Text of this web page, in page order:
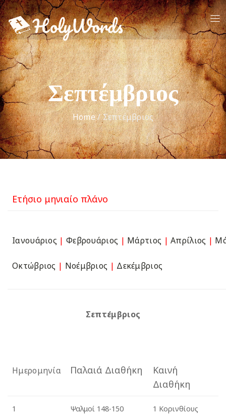
Σεπτέμβριος
Home/Σεπτέμβριος
Ετήσιο μηνιαίο πλάνο
Ιανουάριος | Φεβρουάριος | Μάρτιος |Απρίλιος |
Οκτώβριος | Νοέμβριος | Δεκέμβριος
Σεπτέμβριος
Ημερομηνία Παλαιά Διαθήκη
Καινή
Διαθήκη
1 Ψαλμοί 148-150
1 Κορινθίους